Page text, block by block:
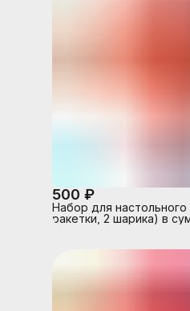
500 ₽
Набор для настольного
ракетки, 2 шарика) в